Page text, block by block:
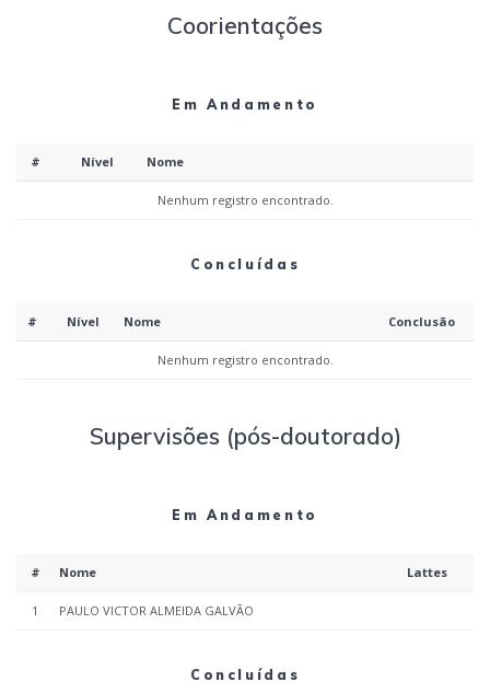
Coorientações
Em Andamento
# Nível Nome
Nenhum registro encontrado.
Concluídas
# Nível Nome Conclusão
Nenhum registro encontrado.
Supervisões (pós-doutorado)
Em Andamento
# Nome Lattes
1 PAULO VICTOR ALMEIDA GALVÃO
Concluídas